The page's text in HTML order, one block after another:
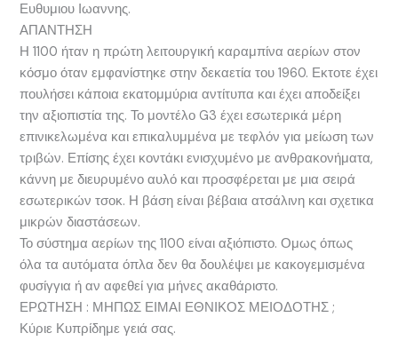
Ευθυμιου Ιωαννης.
ΑΠΑΝΤΗΣΗ
Η 1100 ήταν η πρώτη λειτουργική καραμπίνα αερίων στον
κόσμο όταν εμφανίστηκε στην δεκαετία του 1960. Εκτοτε έχει
πουλήσει κάποια εκατομμύρια αντίτυπα και έχει αποδείξει
την αξιοπιστία της. Το μοντέλο G3 έχει εσωτερικά μέρη
επινικελωμένα και επικαλυμμένα με τεφλόν για μείωση των
τριβών. Επίσης έχει κοντάκι ενισχυμένο με ανθρακονήματα,
κάννη με διευρυμένο αυλό και προσφέρεται με μια σειρά
εσωτερικών τσοκ. Η βάση είναι βέβαια ατσάλινη και σχετικα
μικρών διαστάσεων.
Το σύστημα αερίων της 1100 είναι αξιόπιστο. Ομως όπως
όλα τα αυτόματα όπλα δεν θα δουλέψει με κακογεμισμένα
φυσίγγια ή αν αφεθεί για μήνες ακαθάριστο.
ΕΡΩΤΗΣΗ : ΜΗΠΩΣ ΕΙΜΑΙ ΕΘΝΙΚΟΣ ΜΕΙΟΔΟΤΗΣ ;
Κύριε Κυπρίδημε γειά σας.